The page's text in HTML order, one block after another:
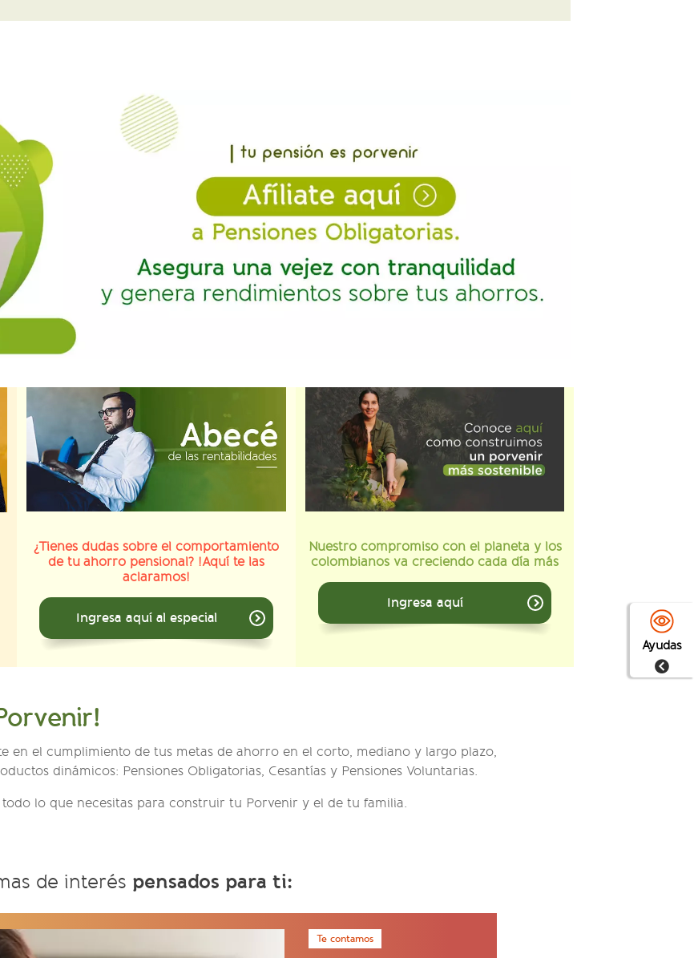
Ayudas
¿Tienes dudas sobre el comportamiento
de tu ahorro pensional? !Aquí te las
aclaramos!
Ingresa aquí al especial
Nuestro compromiso con el planeta y los
colombianos va creciendo cada día más
Ingresa aquí
en el cumplimiento de tus metas de ahorro en el corto, mediano y largo plazo,
dinámicos: Pensiones Obligatorias, Cesantías y Pensiones Voluntarias.
lo que necesitas para construir tu Porvenir y el de tu familia.
de interés pensados para ti:
Te contamos